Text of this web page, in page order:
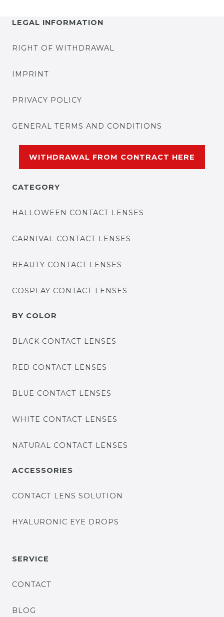
LEGAL INFORMATION
RIGHT OF WITHDRAWAL
IMPRINT
PRIVACY POLICY
GENERAL TERMS AND CONDITIONS
WITHDRAWAL FROM CONTRACT HERE
CATEGORY
HALLOWEEN CONTACT LENSES
CARNIVAL CONTACT LENSES
BEAUTY CONTACT LENSES
COSPLAY CONTACT LENSES
BY COLOR
BLACK CONTACT LENSES
RED CONTACT LENSES
BLUE CONTACT LENSES
WHITE CONTACT LENSES
NATURAL CONTACT LENSES
ACCESSORIES
CONTACT LENS SOLUTION
HYALURONIC EYE DROPS
SERVICE
CONTACT
BLOG